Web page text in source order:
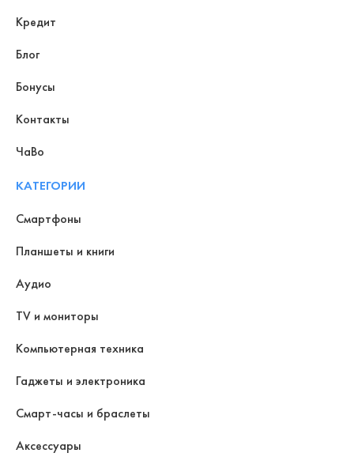
Кредит
Блог
Бонусы
Контакты
ЧаВо
КАТЕГОРИИ
Смартфоны
Планшеты и книги
Аудио
TV и мониторы
Компьютерная техника
Гаджеты и электроника
Смарт-часы и браслеты
Аксессуары